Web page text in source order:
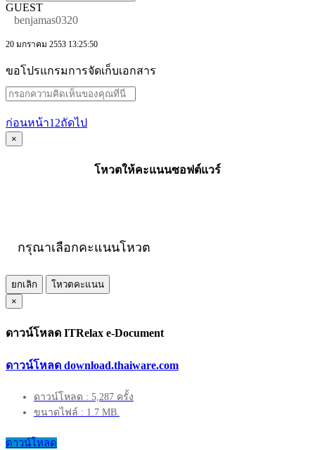
GUEST
benjamas0320
20 มกราคม 2553 13:25:50
ขอโปรแกรมการจัดเก็บเอกสาร
ก่อนหน้า1 2ถัดไป
×
โหวตให้คะแนนซอฟต์แวร์
กรุณาเลือกคะแนนโหวต
ยกเลิก
โหวตคะแนน
×
ดาวน์โหลด ITRelax e-Document
ดาวน์โหลด download.thaiware.com
ดาวน์โหลด : 5,287 ครั้ง
ขนาดไฟล์ : 1.7 MB.
ดาวน์โหลด